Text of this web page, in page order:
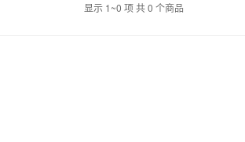
显示 1~0 项 共 0 个商品